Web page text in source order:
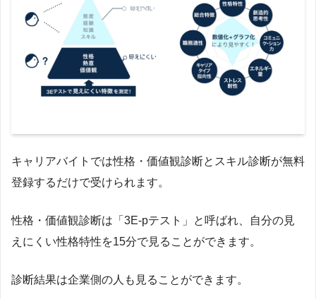
キャリアバイトでは性格・価値観診断とスキル診断が無料
登録するだけで受けられます。
性格・価値観診断は「3E-pテスト」と呼ばれ、自分の見
えにくい性格特性を15分で見ることができます。
診断結果は企業側の人も見ることができます。